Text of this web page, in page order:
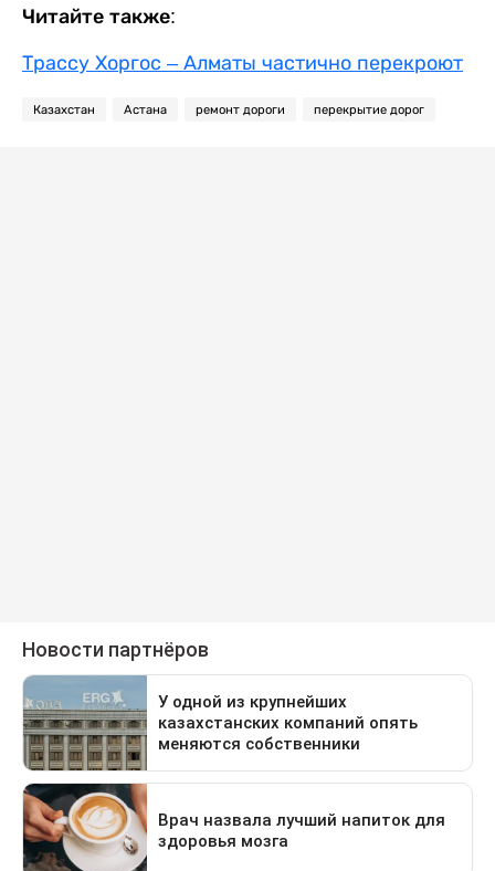
Читайте также:
Трассу Хоргос – Алматы частично перекроют
Казахстан Астана ремонт дороги перекрытие дорог